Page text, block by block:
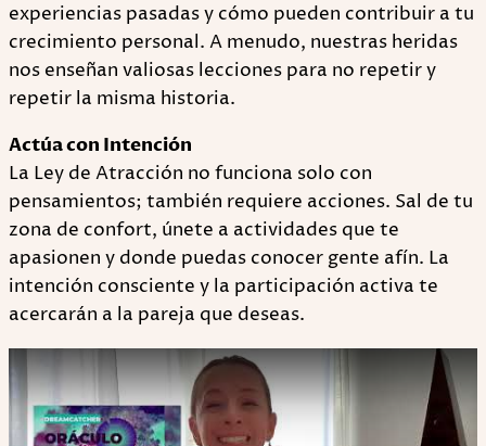
experiencias pasadas y cómo pueden contribuir a tu
crecimiento personal. A menudo, nuestras heridas
nos enseñan valiosas lecciones para no repetir y
repetir la misma historia.
Actúa con Intención
La Ley de Atracción no funciona solo con
pensamientos; también requiere acciones. Sal de tu
zona de confort, únete a actividades que te
apasionen y donde puedas conocer gente afín. La
intención consciente y la participación activa te
acercarán a la pareja que deseas.
Play